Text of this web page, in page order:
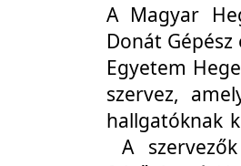
A Magyar
Donát
Egyetem
szervez,
hallgatóknak
A